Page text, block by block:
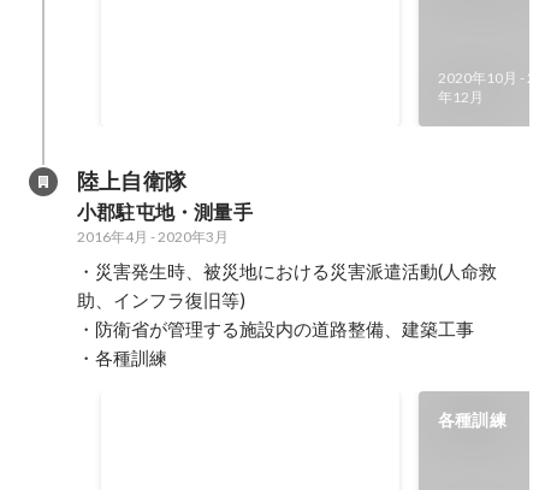
2020年10月 -
年12月
陸上自衛隊
小郡駐屯地・測量手
2016年4月 -2020年3月
・災害発生時、被災地における災害派遣活動(人命救
助、インフラ復旧等)
・防衛省が管理する施設内の道路整備、建築工事
・各種訓練
各種訓練